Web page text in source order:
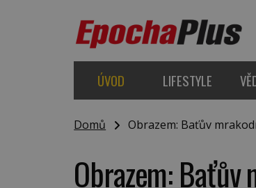
ÚVOD LIFESTYLE
Domů Obrazem: Baťův
Obrazem: Baťův